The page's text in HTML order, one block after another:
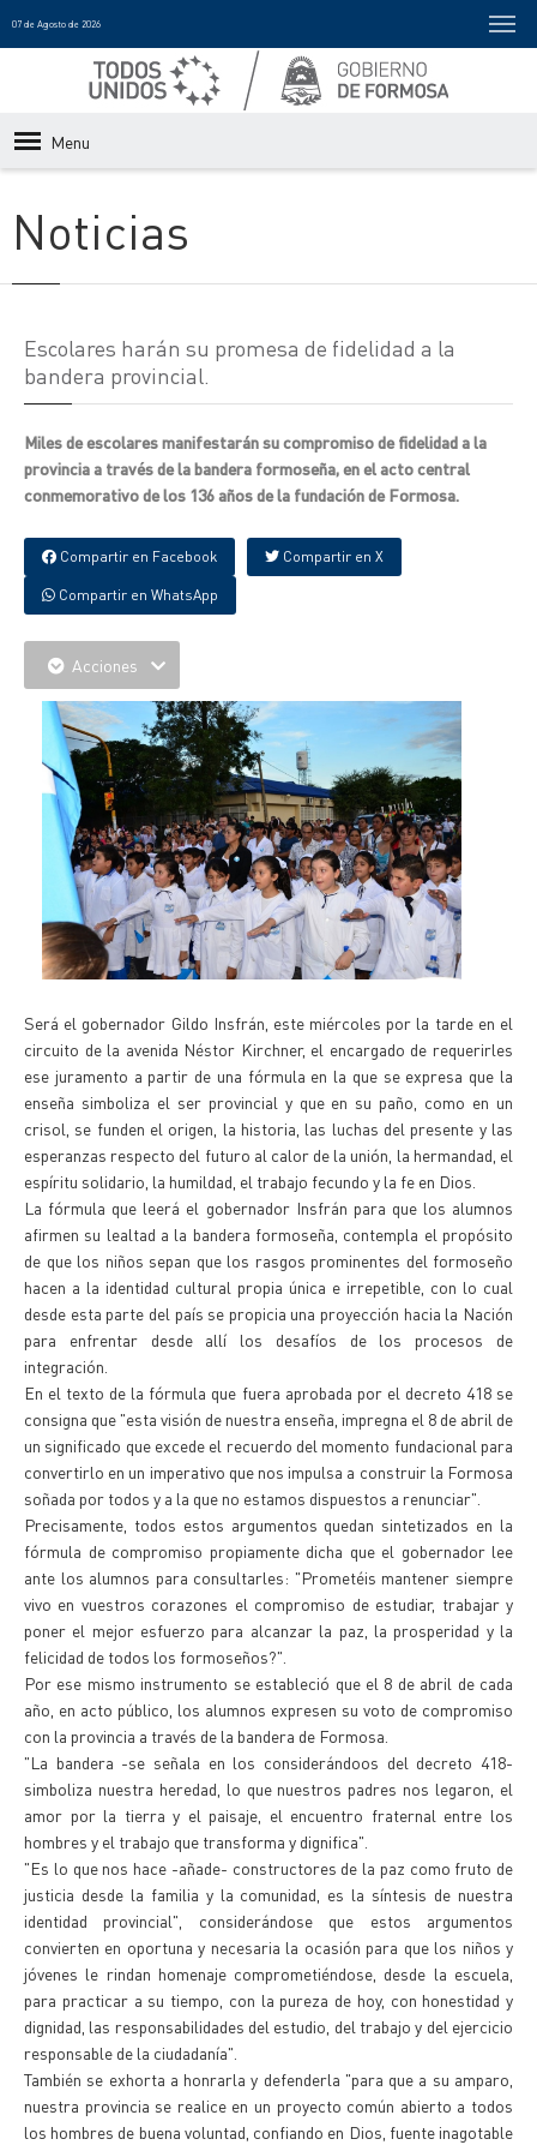
07 de Agosto de 2026
Menu
Noticias
Escolares harán su promesa de fidelidad a la
bandera provincial.
Miles de escolares manifestarán su compromiso de fidelidad a la
provincia a través de la bandera formoseña, en el acto central
conmemorativo de los 136 años de la fundación de Formosa.
Compartir en Facebook Compartir en X
Compartir en WhatsApp
Acciones
Será el gobernador Gildo Insfrán, este miércoles por la tarde en el
circuito de la avenida Néstor Kirchner, el encargado de requerirles
ese juramento a partir de una fórmula en la que se expresa que la
enseña simboliza el ser provincial y que en su paño, como en un
crisol, se funden el origen, la historia, las luchas del presente y las
esperanzas respecto del futuro al calor de la unión, la hermandad, el
espíritu solidario, la humildad, el trabajo fecundo y la fe en Dios.
La fórmula que leerá el gobernador Insfrán para que los alumnos
afirmen su lealtad a la bandera formoseña, contempla el propósito
de que los niños sepan que los rasgos prominentes del formoseño
hacen a la identidad cultural propia única e irrepetible, con lo cual
desde esta parte del país se propicia una proyección hacia la Nación
para enfrentar desde allí los desafíos de los procesos de
integración.
En el texto de la fórmula que fuera aprobada por el decreto 418 se
consigna que "esta visión de nuestra enseña, impregna el 8 de abril de
un significado que excede el recuerdo del momento fundacional para
convertirlo en un imperativo que nos impulsa a construir la Formosa
soñada por todos y a la que no estamos dispuestos a renunciar".
Precisamente, todos estos argumentos quedan sintetizados en la
fórmula de compromiso propiamente dicha que el gobernador lee
ante los alumnos para consultarles: "Prometéis mantener siempre
vivo en vuestros corazones el compromiso de estudiar, trabajar y
poner el mejor esfuerzo para alcanzar la paz, la prosperidad y la
felicidad de todos los formoseños?".
Por ese mismo instrumento se estableció que el 8 de abril de cada
año, en acto público, los alumnos expresen su voto de compromiso
con la provincia a través de la bandera de Formosa.
"La bandera -se señala en los considerándoos del decreto 418-
simboliza nuestra heredad, lo que nuestros padres nos legaron, el
amor por la tierra y el paisaje, el encuentro fraternal entre los
hombres y el trabajo que transforma y dignifica".
"Es lo que nos hace -añade- constructores de la paz como fruto de
justicia desde la familia y la comunidad, es la síntesis de nuestra
identidad provincial", considerándose que estos argumentos
convierten en oportuna y necesaria la ocasión para que los niños y
jóvenes le rindan homenaje comprometiéndose, desde la escuela,
para practicar a su tiempo, con la pureza de hoy, con honestidad y
dignidad, las responsabilidades del estudio, del trabajo y del ejercicio
responsable de la ciudadanía".
También se exhorta a honrarla y defenderla "para que a su amparo,
nuestra provincia se realice en un proyecto común abierto a todos
los hombres de buena voluntad, confiando en Dios, fuente inagotable